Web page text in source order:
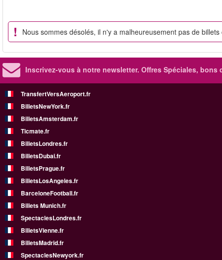
Nous sommes désolés, il n'y a malheureusement pas de
Inscrivez-vous à notre newsletter. Offres Spéciales, bons
TransfertVersAeroport.fr
BilletsNewYork.fr
BilletsAmsterdam.fr
Ticmate.fr
BilletsLondres.fr
BilletsDubai.fr
BilletsPrague.fr
BilletsLosAngeles.fr
BarceloneFootball.fr
Billets Munich.fr
SpectaclesLondres.fr
BilletsVienne.fr
BilletsMadrid.fr
SpectaclesNewyork.fr